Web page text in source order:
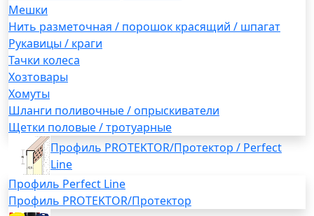
Мешки
Нить разметочная / порошок красящий / шпагат
Рукавицы / краги
Тачки колеса
Хозтовары
Хомуты
Шланги поливочные / опрыскиватели
Щетки половые / тротуарные
Профиль PROTEKTOR/Протектор / Perfect
Line
Профиль Perfect Line
Профиль PROTEKTOR/Протектор